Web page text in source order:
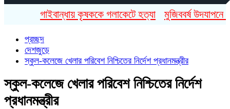
গাইবান্ধায় কৃষককে গলাকেটে হত্যা মুজিববর্ষ উদযাপনে
প্রচ্ছদ
দেশজুড়ে
স্কুল-কলেজে খেলার পরিবেশ নিশ্চিতের নির্দেশ প্রধানমন্ত্রীর
স্কুল-কলেজে খেলার পরিবেশ নিশ্চিতের নির্দেশ
প্রধানমন্ত্রীর